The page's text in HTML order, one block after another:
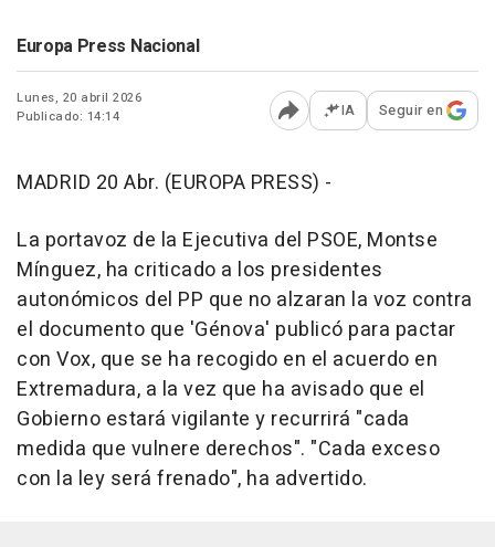
Europa Press Nacional
Lunes, 20 abril 2026
Publicado: 14:14
Abrir opciones para
IA Seguir en
MADRID 20 Abr. (EUROPA PRESS) -
La portavoz de la Ejecutiva del PSOE, Montse
Mínguez, ha criticado a los presidentes
autonómicos del PP que no alzaran la voz contra
el documento que 'Génova' publicó para pactar
con Vox, que se ha recogido en el acuerdo en
Extremadura, a la vez que ha avisado que el
Gobierno estará vigilante y recurrirá "cada
medida que vulnere derechos". "Cada exceso
con la ley será frenado", ha advertido.